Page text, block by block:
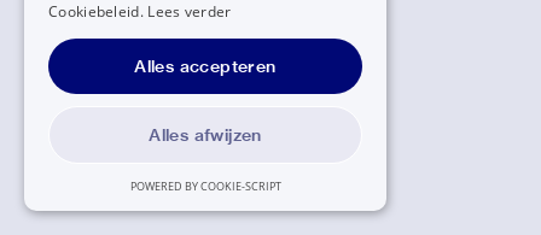
Cookiebeleid. Lees verder
Alles accepteren
Alles afwijzen
POWERED BY COOKIE-SCRIPT